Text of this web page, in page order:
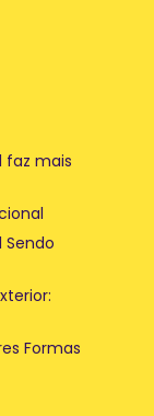
faz mais
Formas